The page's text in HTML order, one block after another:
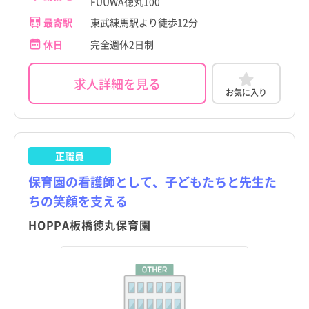
最寄駅
東武練馬駅より徒歩12分
休日
完全週休2日制
求人詳細を見る お気に入り
正職員
保育園の看護師として、子どもたちと先生た
ちの笑顔を支える
HOPPA板橋徳丸保育園